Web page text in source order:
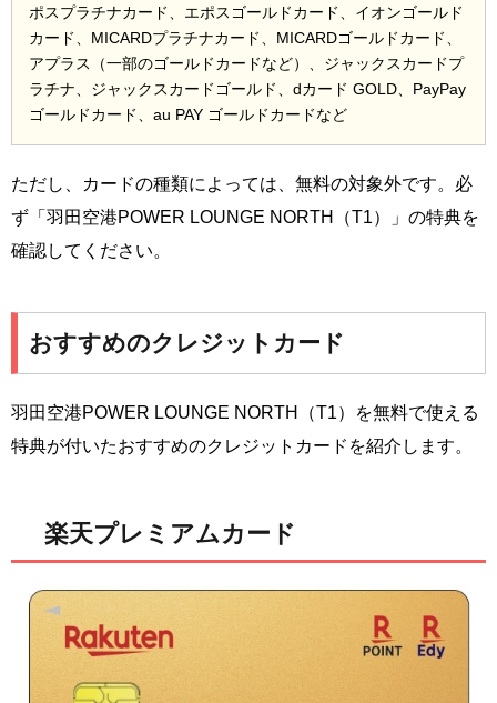
ポスプラチナカード、エポスゴールドカード、イオンゴールド
カード、MICARDプラチナカード、MICARDゴールドカード、
アプラス（一部のゴールドカードなど）、ジャックスカードプ
ラチナ、ジャックスカードゴールド、dカード GOLD、PayPay
ゴールドカード、au PAY ゴールドカードなど
ただし、カードの種類によっては、無料の対象外です。必
ず「羽田空港POWER LOUNGE NORTH（T1）」の特典を
確認してください。
おすすめのクレジットカード
羽田空港POWER LOUNGE NORTH（T1）を無料で使える
特典が付いたおすすめのクレジットカードを紹介します。
楽天プレミアムカード